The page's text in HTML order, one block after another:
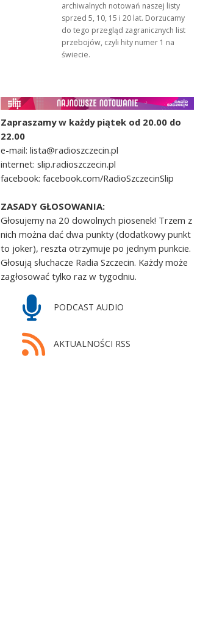
archiwalnych notowań naszej listy
sprzed 5, 10, 15 i 20 lat. Dorzucamy
do tego przegląd zagranicznych list
przebojów, czyli hity numer 1 na
świecie.
Zapraszamy w każdy piątek od 20.00 do
22.00
e-mail: lista@radioszczecin.pl
internet: slip.radioszczecin.pl
facebook: facebook.com/RadioSzczecinSlip
ZASADY GŁOSOWANIA:
Głosujemy na 20 dowolnych piosenek! Trzem z
nich można dać dwa punkty (dodatkowy punkt
to joker), reszta otrzymuje po jednym punkcie.
Głosują słuchacze Radia Szczecin. Każdy może
zagłosować tylko raz w tygodniu.
PODCAST AUDIO
AKTUALNOŚCI RSS